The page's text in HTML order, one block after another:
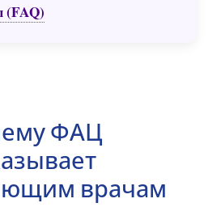
(FAQ)
ФАЦ
врачам